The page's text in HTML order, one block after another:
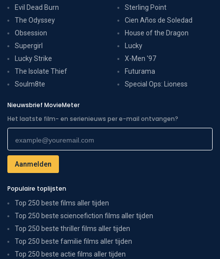
Evil Dead Burn
The Odyssey
Obsession
Supergirl
Lucky Strike
The Isolate Thief
Soulm8te
Sterling Point
Cien Años de Soledad
House of the Dragon
Lucky
X-Men '97
Futurama
Special Ops: Lioness
Nieuwsbrief MovieMeter
Het laatste film- en serienieuws per e-mail ontvangen?
Populaire toplijsten
Top 250 beste films aller tijden
Top 250 beste sciencefiction films aller tijden
Top 250 beste thriller films aller tijden
Top 250 beste familie films aller tijden
Top 250 beste actie films aller tijden